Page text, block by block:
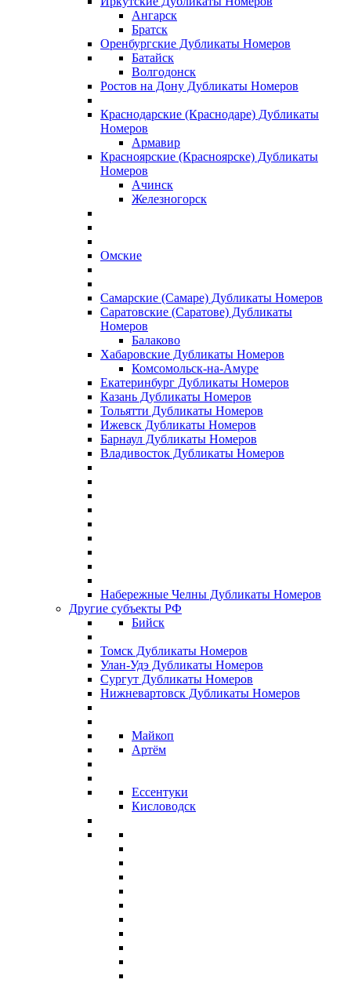
Ангарск
Братск
Оренбургские Дубликаты Номеров
Батайск
Волгодонск
Ростов на Дону Дубликаты Номеров
Краснодарские (Краснодаре) Дубликаты
Номеров
Армавир
Красноярские (Красноярске) Дубликаты
Номеров
Ачинск
Железногорск
Омские
Самарские (Самаре) Дубликаты Номеров
Саратовские (Саратове) Дубликаты
Номеров
Балаково
Хабаровские Дубликаты Номеров
Комсомольск-на-Амуре
Екатеринбург Дубликаты Номеров
Казань Дубликаты Номеров
Тольятти Дубликаты Номеров
Ижевск Дубликаты Номеров
Барнаул Дубликаты Номеров
Владивосток Дубликаты Номеров
Набережные Челны Дубликаты Номеров
Другие субъекты РФ
Бийск
Томск Дубликаты Номеров
Улан-Удэ Дубликаты Номеров
Сургут Дубликаты Номеров
Нижневартовск Дубликаты Номеров
Майкоп
Артём
Ессентуки
Кисловодск